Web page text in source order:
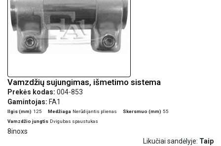
Vamzdžių sujungimas, išmetimo sistema
Prekės kodas: 004-853
Gamintojas: FA1
Ilgis (mm) 125 Medžiaga Nerūdijantis plienas Skersmuo (mm) 55
Vamzdžio jungtis Dvigubas spaustukas
8inoxs
Likučiai sandėlyje: Taip